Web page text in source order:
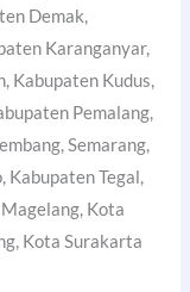
Demak,
Karanganyar,
Kabupaten Kudus,
Pemalang,
Semarang,
Kabupaten Tegal,
Kota
Kota Surakarta